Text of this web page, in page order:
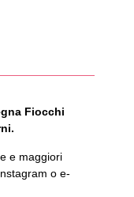
Fiocchi
e maggiori
o e-